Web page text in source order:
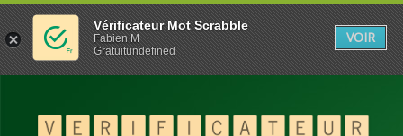
Vérificateur Mot Scrabble
Fabien M
Gratuitundefined
VOIR